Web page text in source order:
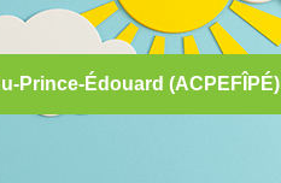
Prince-Édouard (ACPEFÎPÉ)